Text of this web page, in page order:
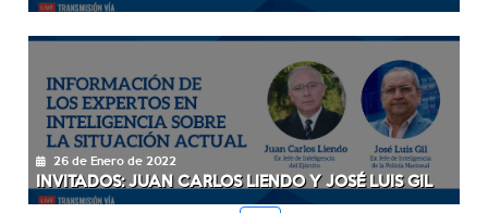
26 de Enero de 2022
INVITADOS: JUAN CARLOS LIENDO Y JOSÉ LUIS GIL